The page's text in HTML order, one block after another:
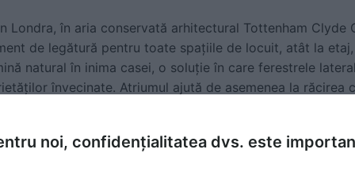
Londra, în aria conservată arhitectural Tottenham Clyde
de legătură pentru toate spațiile de locuit, atât la
natural în inima casei, o soluție în care ferestrele
învecinate. Atriumul ajută de asemenea la răcirea
spațiile de locuit cu peisajul din jur, asigurându-se că
verdeață. Pentru fațada verde orientată spre sud a
noi, confidențialitatea dvs. este